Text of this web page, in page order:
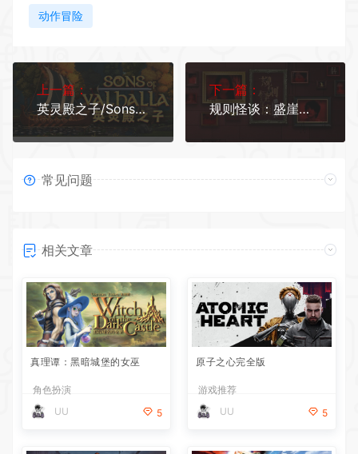
动作冒险
上一篇：
英灵殿之子/Sons of Valhalla (更新v2.0.20)
下一篇：
规则怪谈：盛崖小区/Rules of Strange Tales Shengya Residential Area
常见问题
相关文章
真理谭：黑暗城堡的女巫
角色扮演
UU
5
原子之心完全版
游戏推荐
UU
5